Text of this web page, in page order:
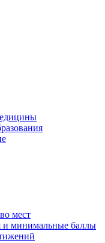
мест
и минимальные баллы